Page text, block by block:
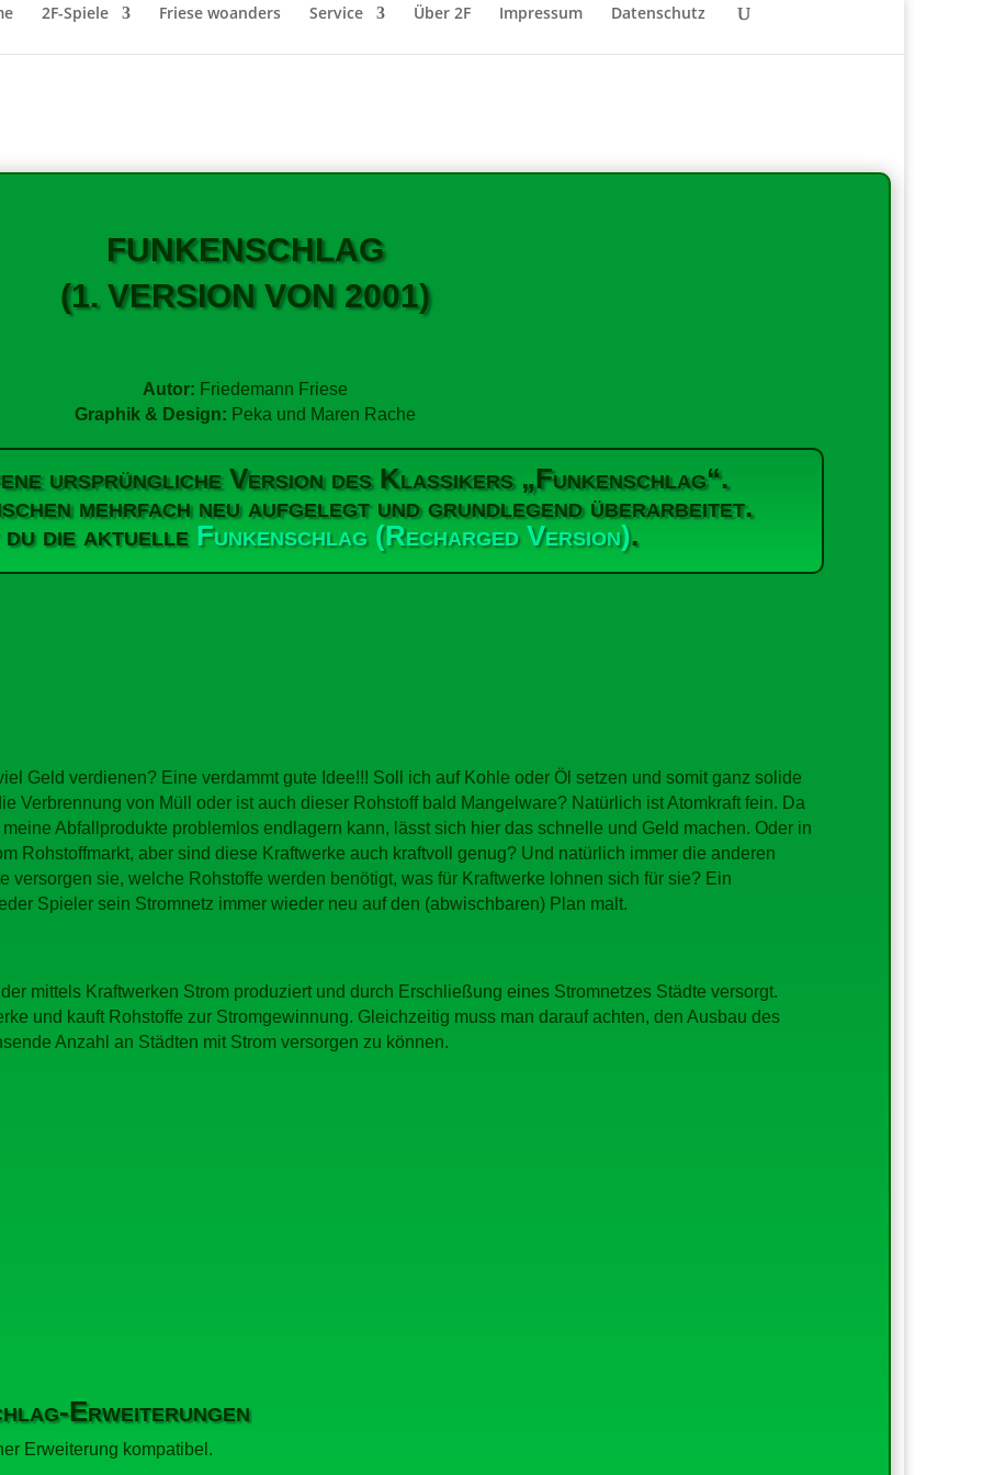
2F-Spiele Friese woanders Service Über 2F Impressum Datenschutz
FUNKENSCHLAG
(1. VERSION VON 2001)
Autor: Friedemann Friese
Graphik & Design: Peka und Maren Rache
ursprüngliche Version des Klassikers „Funkenschlag“.
mehrfach neu aufgelegt und grundlegend überarbeitet.
die aktuelle Funkenschlag (Recharged Version).
Geld verdienen? Eine verdammt gute Idee!!! Soll ich auf Kohle oder Öl setzen und somit ganz solide
Verbrennung von Müll oder ist auch dieser Rohstoff bald Mangelware? Natürlich ist Atomkraft fein. Da
Abfallprodukte problemlos endlagern kann, lässt sich hier das schnelle und Geld machen. Oder in
Rohstoffmarkt, aber sind diese Kraftwerke auch kraftvoll genug? Und natürlich immer die anderen
versorgen sie, welche Rohstoffe werden benötigt, was für Kraftwerke lohnen sich für sie? Ein
Spieler sein Stromnetz immer wieder neu auf den (abwischbaren) Plan malt.
mittels Kraftwerken Strom produziert und durch Erschließung eines Stromnetzes Städte versorgt.
und kauft Rohstoffe zur Stromgewinnung. Gleichzeitig muss man darauf achten, den Ausbau des
Anzahl an Städten mit Strom versorgen zu können.
Erweiterungen
Erweiterung kompatibel.